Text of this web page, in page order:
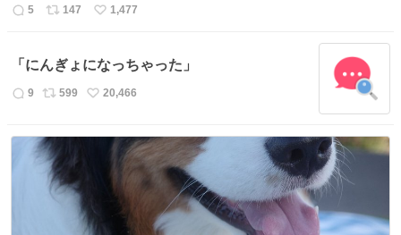
返
数
5
リ
ス
ト
数
147
い
ね
数
1,477
「にんぎょになっちゃった」
返
数
9
リ
ス
ト
数
599
い
ね
20,466